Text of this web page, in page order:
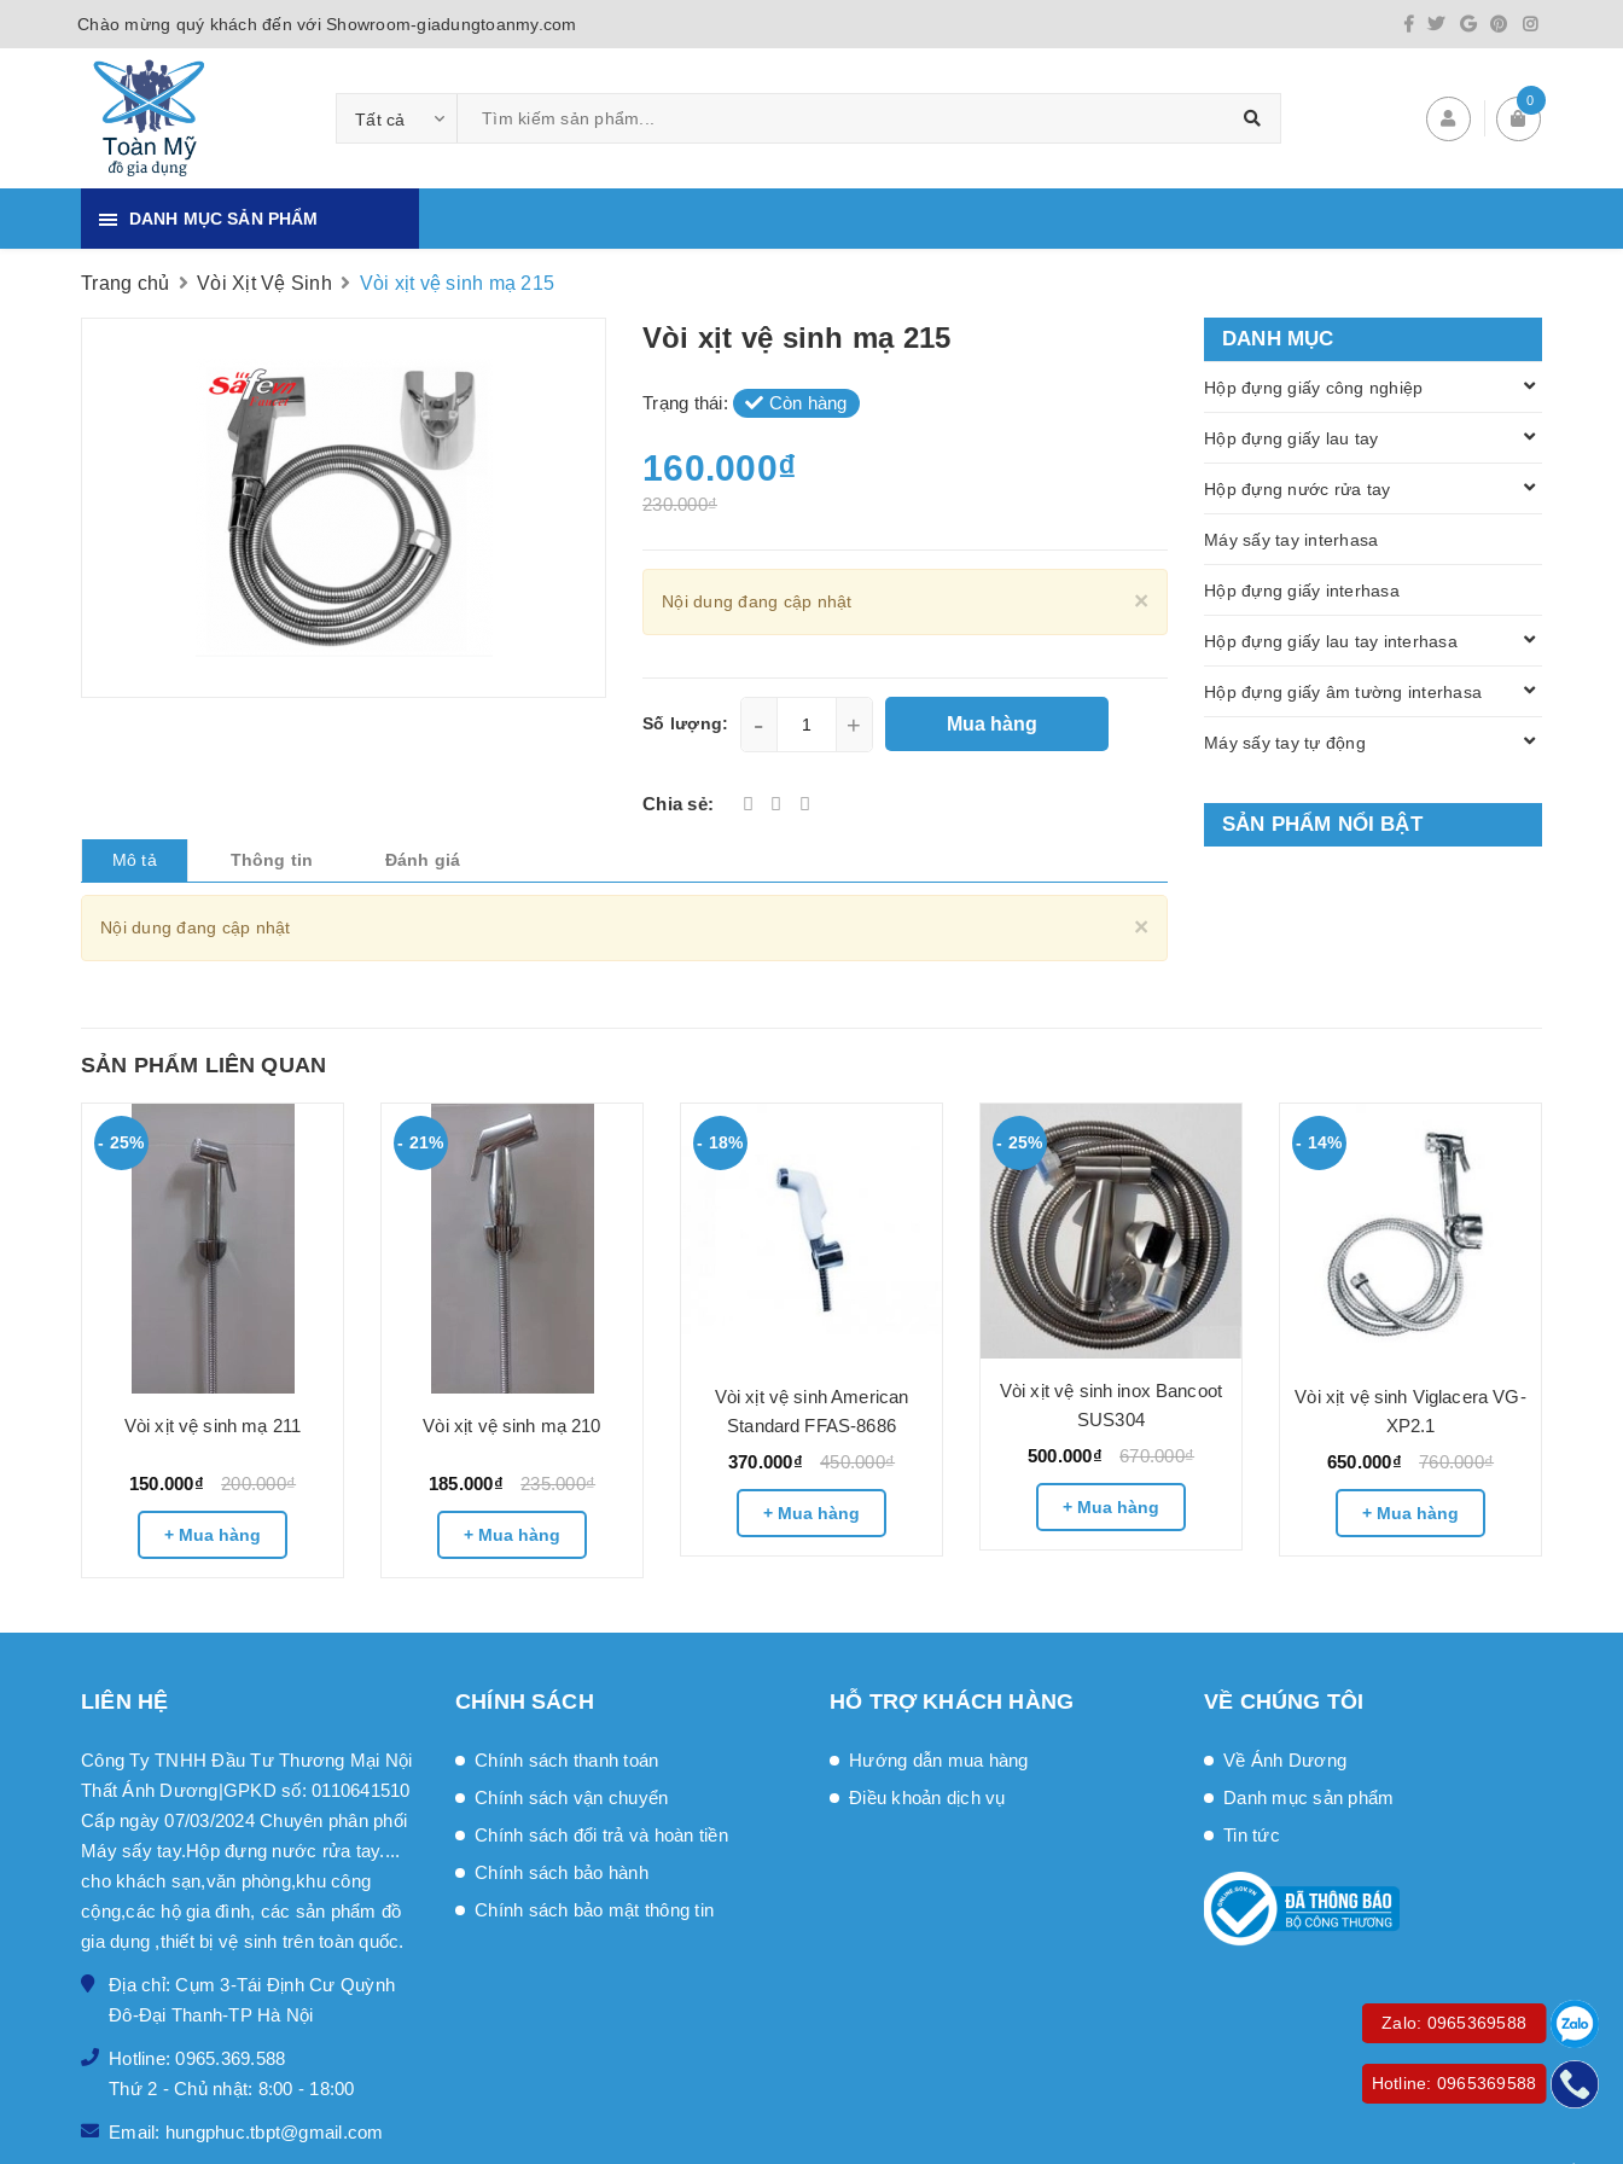
Chào mừng quý khách đến với Showroom-giadungtoanmy.com
Tất cả
0
DANH MỤC SẢN PHẨM
Trang chủ Vòi Xịt Vệ Sinh Vòi xịt vệ sinh mạ 215
Vòi xịt vệ sinh mạ 215
Trạng thái: Còn hàng
160.000₫
230.000₫
× Close
Nội dung đang cập nhật
Số lượng: - + Mua hàng
Chia sẻ:
Mô tả Thông tin Đánh giá
×
Nội dung đang cập nhật
DANH MỤC
Hộp đựng giấy công nghiệp
Hộp đựng giấy lau tay
Hộp đựng nước rửa tay
Máy sấy tay interhasa
Hộp đựng giấy interhasa
Hộp đựng giấy lau tay interhasa
Hộp đựng giấy âm tường interhasa
Máy sấy tay tự động
SẢN PHẨM NỔI BẬT
SẢN PHẨM LIÊN QUAN
- 25%
Vòi xịt vệ sinh mạ 211
150.000₫ 200.000₫
+ Mua hàng
- 21%
Vòi xịt vệ sinh mạ 210
185.000₫ 235.000₫
+ Mua hàng
- 18%
Vòi xịt vệ sinh American
Standard FFAS-8686
370.000₫
450.000₫
+ Mua hàng
- 25%
Vòi xịt vệ sinh inox Bancoot
SUS304
500.000₫
670.000₫
+ Mua hàng
- 14%
Vòi xịt vệ sinh Viglacera VG-
XP2.1
650.000₫
760.000₫
+ Mua hàng
LIÊN HỆ
Công Ty TNHH Đầu Tư Thương Mại Nội
Thất Ánh Dương|GPKD số: 0110641510
Cấp ngày 07/03/2024 Chuyên phân phối
Máy sấy tay.Hộp đựng nước rửa tay....
cho khách sạn,văn phòng,khu công
cộng,các hộ gia đình, các sản phẩm đồ
gia dụng ,thiết bị vệ sinh trên toàn quốc.
Địa chỉ: Cụm 3-Tái Định Cư Quỳnh
Đô-Đại Thanh-TP Hà Nội
Hotline: 0965.369.588
Thứ 2 - Chủ nhật: 8:00 - 18:00
Email: hungphuc.tbpt@gmail.com
CHÍNH SÁCH
Chính sách thanh toán
Chính sách vận chuyển
Chính sách đổi trả và hoàn tiền
Chính sách bảo hành
Chính sách bảo mật thông tin
HỖ TRỢ KHÁCH HÀNG
Hướng dẫn mua hàng
Điều khoản dịch vụ
VỀ CHÚNG TÔI
Về Ánh Dương
Danh mục sản phẩm
Tin tức
Zalo: 0965369588
Hotline: 0965369588